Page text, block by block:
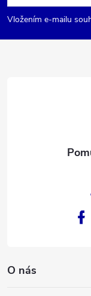
p
a
Vložením e-mailu
O nás